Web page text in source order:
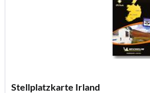
Stellplatzkarte Irland